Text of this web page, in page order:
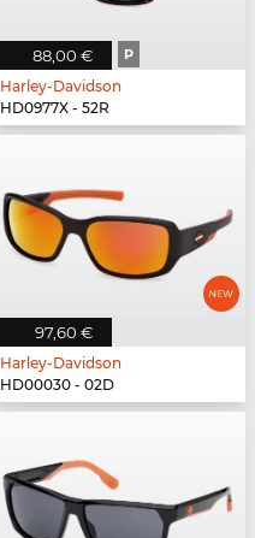
88,00 € P
Harley-Davidson
HD0977X - 52R
97,60 €
Harley-Davidson
HD00030 - 02D